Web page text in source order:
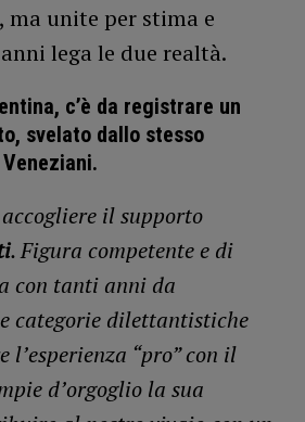
unite per stima e
lega le due realtà.
c’è da registrare un
svelato dallo stesso
.
il supporto
. Figura competente e di
con tanti anni da
categorie dilettantistiche
l’esperienza “pro” con il
d’orgoglio la sua